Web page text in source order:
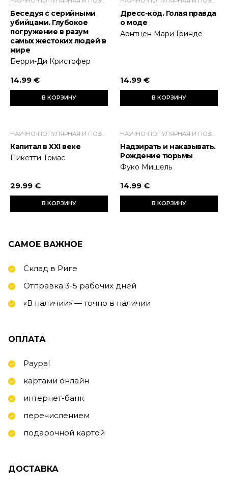
Беседуя с серийными
убийцами. Глубокое
погружение в разум
самых жестоких людей в
мире
Берри-Ди Кристофер
14.99 €
В КОРЗИНУ
Дресс-код. Голая правда
о моде
Арнтцен Мари Гринде
14.99 €
В КОРЗИНУ
Капитал в XXI веке
Пикетти Томас
29.99 €
В КОРЗИНУ
Надзирать и наказывать.
Рождение тюрьмы
Фуко Мишель
14.99 €
В КОРЗИНУ
САМОЕ ВАЖНОЕ
Склад в Риге
Отправка 3-5 рабочих дней
«В наличии» — точно в наличии
ОПЛАТА
Paypal
картами онлайн
интернет-банк
перечислением
подарочной картой
ДОСТАВКА